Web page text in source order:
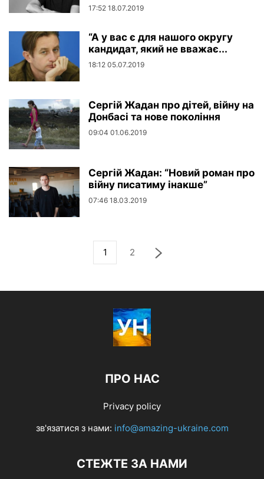
17:52 18.07.2019
“А у вас є для нашого округу
кандидат, який не вважає...
18:12 05.07.2019
Сергій Жадан про дітей, війну на
Донбасі та нове покоління
09:04 01.06.2019
Сергій Жадан: “Новий роман про
війну писатиму інакше”
07:46 18.03.2019
1 2
ПРО НАС
Privacy policy
зв'язатися з нами: info@amazing-ukraine.com
СТЕЖТЕ ЗА НАМИ